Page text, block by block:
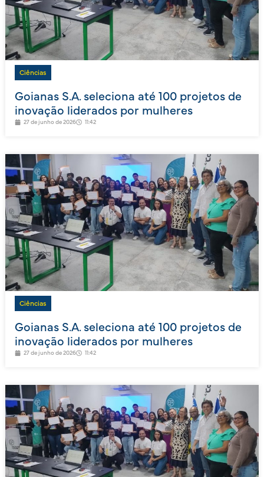
Ciências
Goianas S.A. seleciona até 100 projetos de
inovação liderados por mulheres
27 de junho de 2026 11:42
Ciências
Goianas S.A. seleciona até 100 projetos de
inovação liderados por mulheres
27 de junho de 2026 11:42